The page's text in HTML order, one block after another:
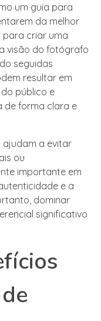
um guia para
da melhor
para criar uma
visão do fotógrafo
seguidas
resultar em
público e
de forma clara e
ajudam a evitar
ou
importante em
e a
dominar
significativo